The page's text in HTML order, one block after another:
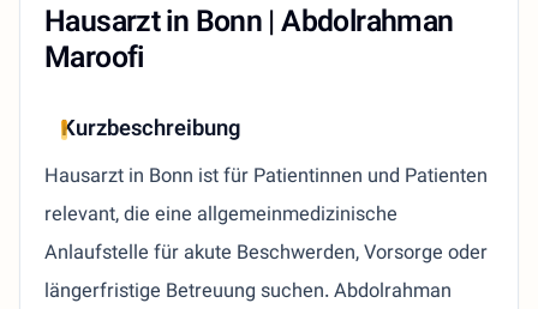
Hausarzt in Bonn | Abdolrahman
Maroofi
Kurzbeschreibung
Hausarzt in Bonn ist für Patientinnen und Patienten
relevant, die eine allgemeinmedizinische
Anlaufstelle für akute Beschwerden, Vorsorge oder
längerfristige Betreuung suchen. Abdolrahman